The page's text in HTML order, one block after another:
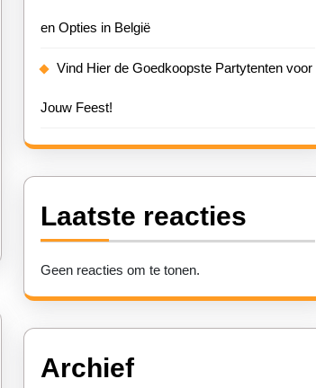
en Opties in België
Vind Hier de Goedkoopste Partytenten voor
Jouw Feest!
Laatste reacties
Geen reacties om te tonen.
Archief